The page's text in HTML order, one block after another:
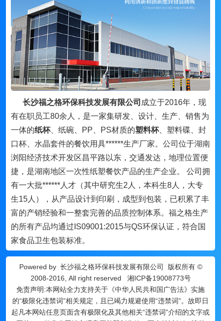
长沙福之格环保科技发展有限公司 成立于2016年，现
有在职员工80余人，是一家集研发、设计、生产、销售为
一体的纸杯、纸碗、PP、PS材质的塑料杯、塑料碟、封
口杯、水晶套件的餐饮用具******生产厂家。公司位于湖南
浏阳经济技术开发区昌平路以东，交通发达，地理位置便
捷，是湖南地区一次性纸塑餐饮产品的生产企业。 公司拥
有一大批******人才（其中研究生2人，本科生8人，大专
生15人），从产品设计到印刷，成型到包装，已积累了丰
富的产销经验和一整套完善的品质控制体系。福之格生产
的所有产品均通过IS09001:2015与QS环保认证，符合国
家食品卫生包装标准。
Powered by 长沙福之格环保科技发展有限公司
版权所有 ©
2008-2016, All right reserved 湘ICP备19008773号
免责声明:本网站全力支持关于《中华人民共和国广告法》实施
的“极限化违禁词”相关规定，且已竭力规避使用“违禁词”。故即日
起凡本网站任意页面含有极限化及其他相关“违禁词”介绍的文字或